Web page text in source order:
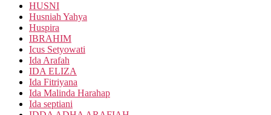
HUSNI
Husniah Yahya
Huspira
IBRAHIM
Icus Setyowati
Ida Arafah
IDA ELIZA
Ida Fitriyana
Ida Malinda Harahap
Ida septiani